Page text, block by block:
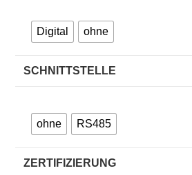
Digital ohne
SCHNITTSTELLE
ohne RS485
ZERTIFIZIERUNG